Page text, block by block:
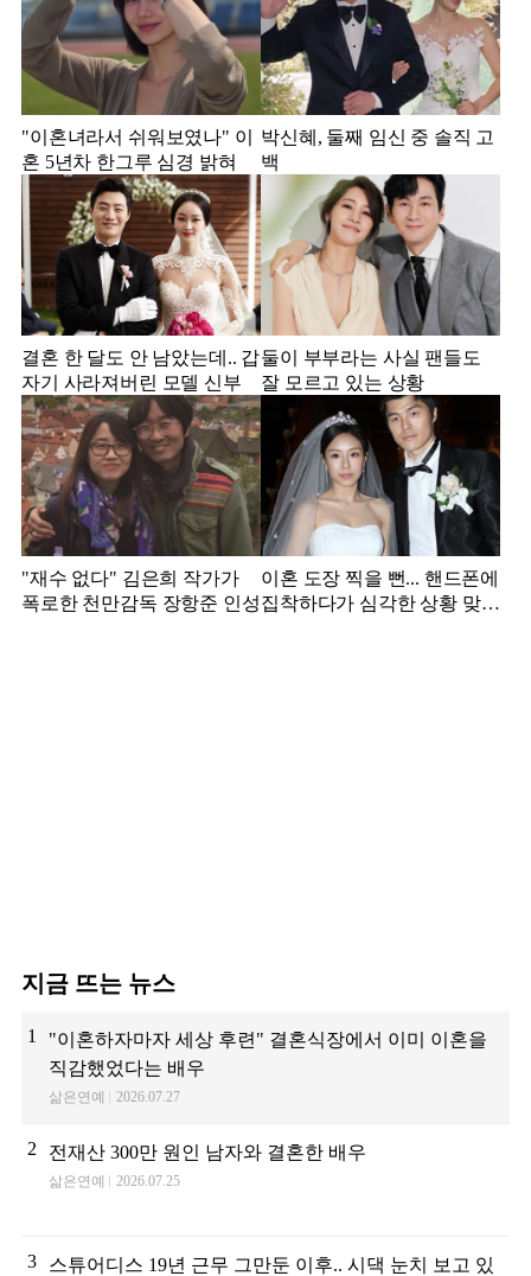
"이혼녀라서 쉬워보였나" 이
혼 5년차 한그루 심경 밝혀
박신혜, 둘째 임신 중 솔직 고
백
결혼 한 달도 안 남았는데.. 갑
자기 사라져버린 모델 신부
둘이 부부라는 사실 팬들도
잘 모르고 있는 상황
"재수 없다" 김은희 작가가
폭로한 천만감독 장항준 인성
이혼 도장 찍을 뻔... 핸드폰에
집착하다가 심각한 상황 맞은
지금 뜨는 뉴스
1
"이혼하자마자 세상 후련" 결혼식장에서 이미 이혼을
직감했었다는 배우
삶은연예 2026.07.27
2 전재산 300만 원인 남자와 결혼한 배우
삶은연예 2026.07.25
3
스튜어디스 19년 근무 그만둔 이후.. 시댁 눈치 보고 있